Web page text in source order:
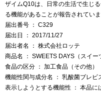
ザイムQ10は、日常の生活で生じ
る機能があることが報告されていま
届出番号 ： C329
届出日 ： 2017/11/27
届出者名 ： 株式会社ロッテ
商品名 ： SWEETS DAYS（スイ
食品の区分 ： 加工食品（その他）
機能性関与成分名 ： 乳酸菌ブレビ
表示しようとする機能性 ： 本品